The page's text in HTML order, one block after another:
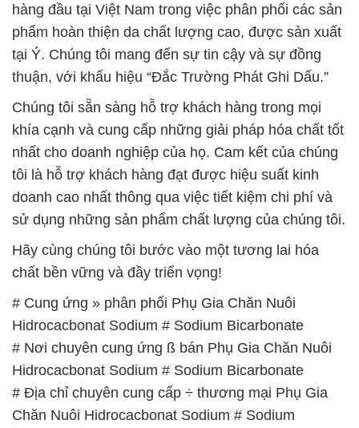
hàng đầu tại Việt Nam trong việc phân phối các sản
phẩm hoàn thiện da chất lượng cao, được sản xuất
tại Ý. Chúng tôi mang đến sự tin cậy và sự đồng
thuận, với khẩu hiệu “Đắc Trường Phát Ghi Dấu.”
Chúng tôi sẵn sàng hỗ trợ khách hàng trong mọi
khía cạnh và cung cấp những giải pháp hóa chất tốt
nhất cho doanh nghiệp của họ. Cam kết của chúng
tôi là hỗ trợ khách hàng đạt được hiệu suất kinh
doanh cao nhất thông qua việc tiết kiệm chi phí và
sử dụng những sản phẩm chất lượng của chúng tôi.
Hãy cùng chúng tôi bước vào một tương lai hóa
chất bền vững và đầy triển vọng!
# Cung ứng » phân phối Phụ Gia Chăn Nuôi
Hidrocacbonat Sodium # Sodium Bicarbonate
# Nơi chuyên cung ứng ß bán Phụ Gia Chăn Nuôi
Hidrocacbonat Sodium # Sodium Bicarbonate
# Địa chỉ chuyên cung cấp ÷ thương mại Phụ Gia
Chăn Nuôi Hidrocacbonat Sodium # Sodium